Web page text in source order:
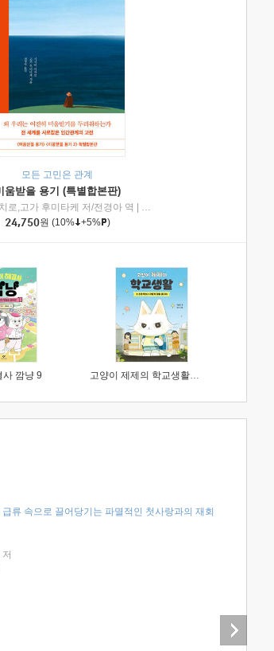
제이브리즈북스
모든 고민은 관계
움받을 용기 (특별합본판)
로,고가 후미타케 저/전경아 역
인플루엔셜
24,750원 (10% +5% )
사 깜냥 9 고양이 제제의 학교생활 1 : 초등학생이 이렇게 힘들 줄이야
급류 속으로 끌어당기는 파멸적인 첫사랑과의 재회